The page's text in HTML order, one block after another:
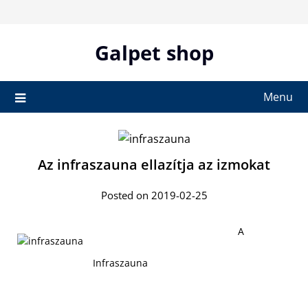
Galpet shop
Menu
Az infraszauna ellazítja az izmokat
Posted on 2019-02-25
Infraszauna
A